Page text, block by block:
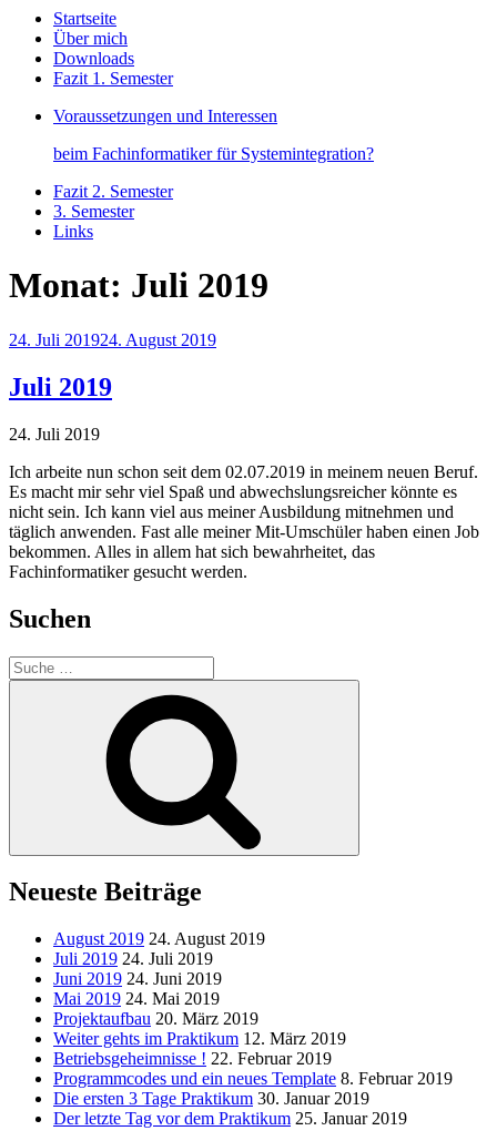
Startseite
Über mich
Downloads
Fazit 1. Semester
Voraussetzungen und Interessen
beim Fachinformatiker für Systemintegration?
Fazit 2. Semester
3. Semester
Links
Monat: Juli 2019
Veröffentlicht
24. Juli 201924. August 2019
Juli 2019
24. Juli 2019
Ich arbeite nun schon seit dem 02.07.2019 in meinem neuen Beruf.
Es macht mir sehr viel Spaß und abwechslungsreicher könnte es
nicht sein. Ich kann viel aus meiner Ausbildung mitnehmen und
täglich anwenden. Fast alle meiner Mit-Umschüler haben einen Job
bekommen. Alles in allem hat sich bewahrheitet, das
Fachinformatiker gesucht werden.
Suchen
Suche
nach:
Neueste Beiträge
August 2019 24. August 2019
Juli 2019 24. Juli 2019
Juni 2019 24. Juni 2019
Mai 2019 24. Mai 2019
Projektaufbau 20. März 2019
Weiter gehts im Praktikum 12. März 2019
Betriebsgeheimnisse ! 22. Februar 2019
Programmcodes und ein neues Template 8. Februar 2019
Die ersten 3 Tage Praktikum 30. Januar 2019
Der letzte Tag vor dem Praktikum 25. Januar 2019